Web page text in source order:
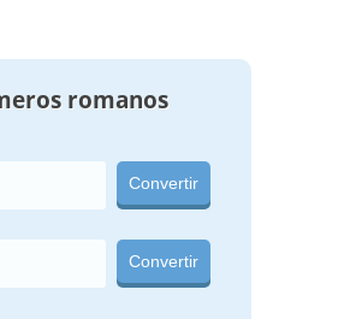
romanos
Convertir
Convertir